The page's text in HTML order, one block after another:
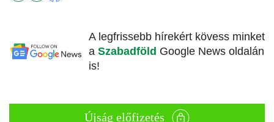
A legfrissebb hírekért kövess minket
a Szabadföld Google News oldalán
is!
Újság előfizetés